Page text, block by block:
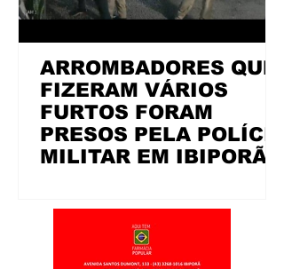
ARROMBADORES QUE
FIZERAM VÁRIOS
FURTOS FORAM
PRESOS PELA POLÍCIA
MILITAR EM IBIPORÃ